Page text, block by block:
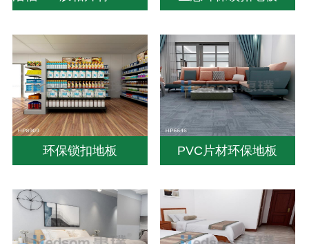
环保锁扣地板 PVC片材环保地板